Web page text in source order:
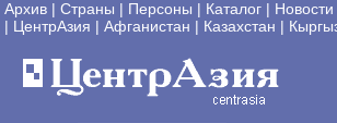
Архив | Страны | Персоны | Каталог | Новости
| ЦентрАзия | Афганистан | Казахстан |